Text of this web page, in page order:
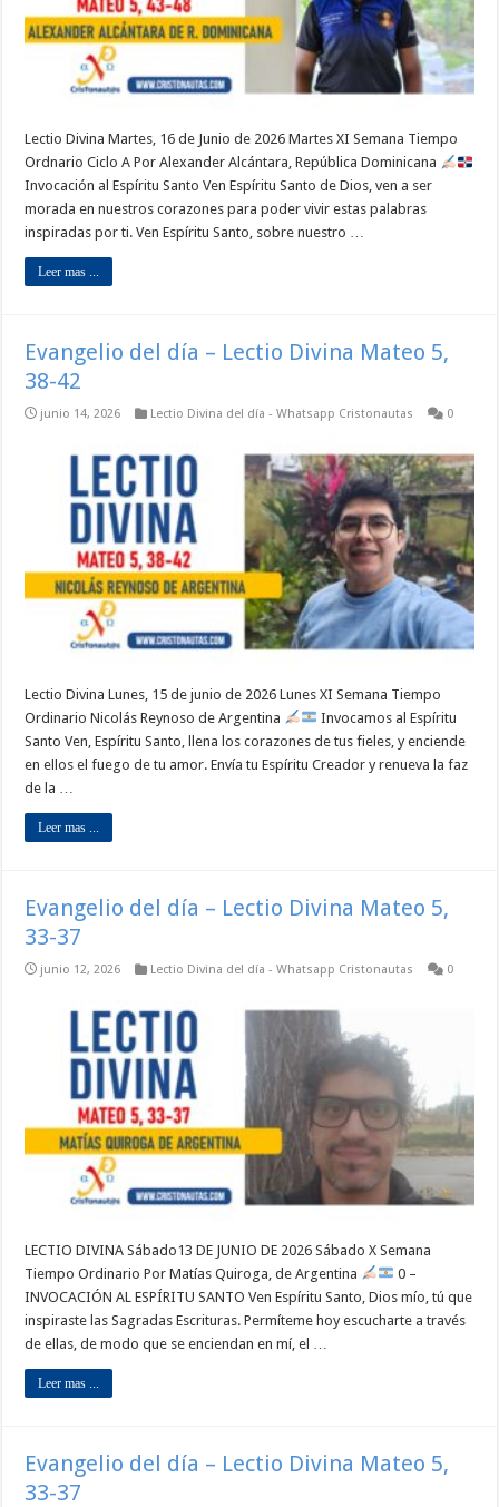
Lectio Divina Martes, 16 de Junio de 2026 Martes XI Semana Tiempo
Ordnario Ciclo A Por Alexander Alcántara, República Dominicana
Invocación al Espíritu Santo Ven Espíritu Santo de Dios, ven a ser
morada en nuestros corazones para poder vivir estas palabras
inspiradas por ti. Ven Espíritu Santo, sobre nuestro …
Leer mas ...
Evangelio del día – Lectio Divina Mateo 5,
38-42
junio 14, 2026 Lectio Divina del día - Whatsapp Cristonautas 0
Lectio Divina Lunes, 15 de junio de 2026 Lunes XI Semana Tiempo
Ordinario Nicolás Reynoso de Argentina
Invocamos al Espíritu
Santo Ven, Espíritu Santo, llena los corazones de tus fieles, y enciende
en ellos el fuego de tu amor. Envía tu Espíritu Creador y renueva la faz
de la …
Leer mas ...
Evangelio del día – Lectio Divina Mateo 5,
33-37
junio 12, 2026 Lectio Divina del día - Whatsapp Cristonautas 0
LECTIO DIVINA Sábado13 DE JUNIO DE 2026 Sábado X Semana
Tiempo Ordinario Por Matías Quiroga, de Argentina
0 –
INVOCACIÓN AL ESPÍRITU SANTO Ven Espíritu Santo, Dios mío, tú que
inspiraste las Sagradas Escrituras. Permíteme hoy escucharte a través
de ellas, de modo que se enciendan en mí, el …
Leer mas ...
Evangelio del día – Lectio Divina Mateo 5,
33-37